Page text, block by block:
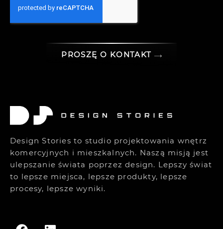
PROSZĘ O KONTAKT
Design Stories to studio projektowania wnętrz
komercyjnych i mieszkalnych. Naszą misją jest
ulepszanie świata poprzez design. Lepszy świat
to lepsze miejsca, lepsze produkty, lepsze
procesy, lepsze wyniki.